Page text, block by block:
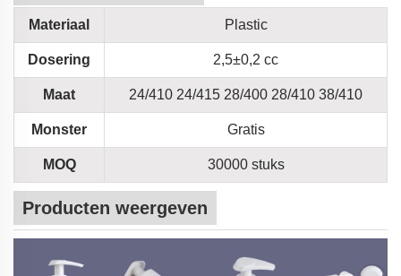
Materiaal Plastic
Dosering 2,5±0,2 cc
Maat 24/410 24/415 28/400 28/410 38/410
Monster Gratis
MOQ 30000 stuks
Producten weergeven